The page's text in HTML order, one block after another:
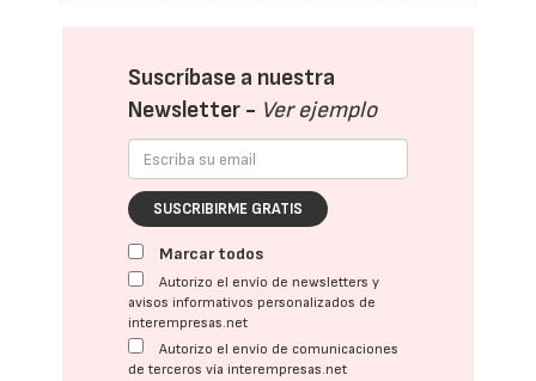
Suscríbase a nuestra
Newsletter - Ver ejemplo
SUSCRIBIRME GRATIS
Marcar todos
Autorizo el envío de newsletters y
avisos informativos personalizados de
interempresas.net
Autorizo el envío de comunicaciones
de terceros vía interempresas.net